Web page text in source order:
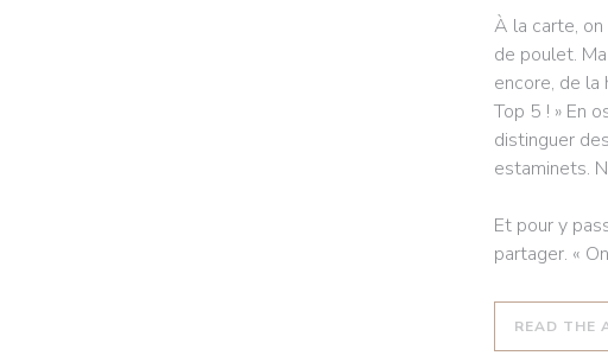
À la carte,
de poulet.
encore, de la
Top 5 ! » En
distinguer
estaminets.
Et pour y
partager. «
READ THE